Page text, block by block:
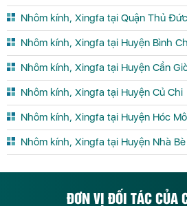
Nhôm kính, Xingfa tại Quận Thủ Đức
Nhôm kính, Xingfa tại Huyện Bình
Nhôm kính, Xingfa tại Huyện Cần
Nhôm kính, Xingfa tại Huyện Củ Chi
Nhôm kính, Xingfa tại Huyện Hóc
Nhôm kính, Xingfa tại Huyện Nhà Bè
ĐƠN VỊ ĐỐI TÁC CỦA